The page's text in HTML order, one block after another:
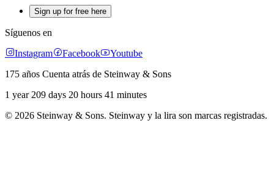
Sign up for free here
Síguenos en
Instagram
Facebook
Youtube
175 años Cuenta atrás de Steinway & Sons
1 year 209 days 20 hours 41 minutes
© 2026 Steinway & Sons. Steinway y la lira son marcas registradas.